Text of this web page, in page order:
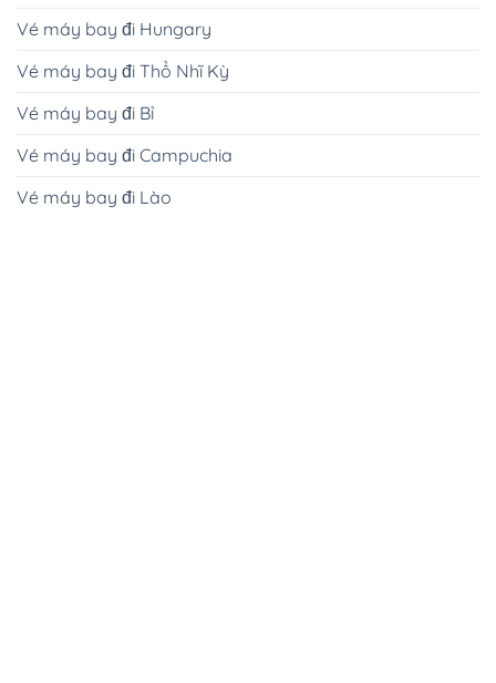
Vé máy bay đi Hungary
Vé máy bay đi Thổ Nhĩ Kỳ
Vé máy bay đi Bỉ
Vé máy bay đi Campuchia
Vé máy bay đi Lào